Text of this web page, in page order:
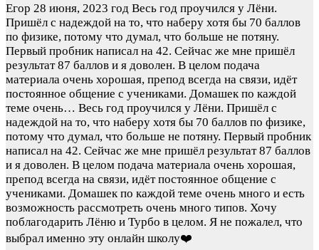
Егор 28 июня, 2023 год Весь год проучился у Лёни.
Пришёл с надеждой на то, что наберу хотя бы 70 баллов
по физике, потому что думал, что больше не потяну.
Первый пробник написал на 42. Сейчас же мне пришёл
результат 87 баллов и я доволен. В целом подача
материала очень хорошая, препод всегда на связи, идёт
постоянное общение с учениками. Домашек по каждой
теме очень… Весь год проучился у Лёни. Пришёл с
надеждой на то, что наберу хотя бы 70 баллов по физике,
потому что думал, что больше не потяну. Первый пробник
написал на 42. Сейчас же мне пришёл результат 87 баллов
и я доволен. В целом подача материала очень хорошая,
препод всегда на связи, идёт постоянное общение с
учениками. Домашек по каждой теме очень много и есть
возможность рассмотреть очень много типов. Хочу
поблагодарить Лёню и Турбо в целом. Я не пожалел, что
выбрал именно эту онлайн школу❤️